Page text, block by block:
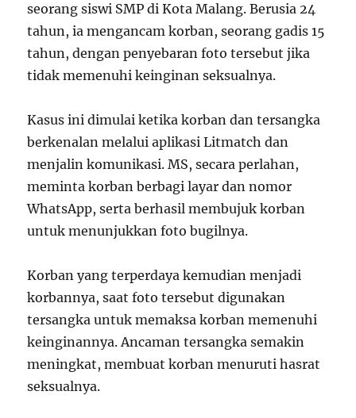
seorang siswi SMP di Kota Malang. Berusia 24
tahun, ia mengancam korban, seorang gadis 15
tahun, dengan penyebaran foto tersebut jika
tidak memenuhi keinginan seksualnya.
Kasus ini dimulai ketika korban dan tersangka
berkenalan melalui aplikasi Litmatch dan
menjalin komunikasi. MS, secara perlahan,
meminta korban berbagi layar dan nomor
WhatsApp, serta berhasil membujuk korban
untuk menunjukkan foto bugilnya.
Korban yang terperdaya kemudian menjadi
korbannya, saat foto tersebut digunakan
tersangka untuk memaksa korban memenuhi
keinginannya. Ancaman tersangka semakin
meningkat, membuat korban menuruti hasrat
seksualnya.